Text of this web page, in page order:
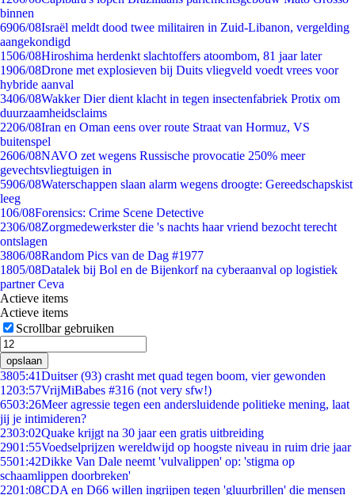
binnen
6906/08Israël meldt dood twee militairen in Zuid-Libanon, vergelding
aangekondigd
1506/08Hiroshima herdenkt slachtoffers atoombom, 81 jaar later
1906/08Drone met explosieven bij Duits vliegveld voedt vrees voor
hybride aanval
3406/08Wakker Dier dient klacht in tegen insectenfabriek Protix om
duurzaamheidsclaims
2206/08Iran en Oman eens over route Straat van Hormuz, VS
buitenspel
2606/08NAVO zet wegens Russische provocatie 250% meer
gevechtsvliegtuigen in
5906/08Waterschappen slaan alarm wegens droogte: Gereedschapskist
leeg
106/08Forensics: Crime Scene Detective
2306/08Zorgmedewerkster die 's nachts haar vriend bezocht terecht
ontslagen
3806/08Random Pics van de Dag #1977
1805/08Datalek bij Bol en de Bijenkorf na cyberaanval op logistiek
partner Ceva
Actieve items
Actieve items
Scrollbar gebruiken
opslaan
3805:41Duitser (93) crasht met quad tegen boom, vier gewonden
1203:57VrijMiBabes #316 (not very sfw!)
6503:26Meer agressie tegen een andersluidende politieke mening, laat
jij je intimideren?
2303:02Quake krijgt na 30 jaar een gratis uitbreiding
2901:55Voedselprijzen wereldwijd op hoogste niveau in ruim drie jaar
5501:42Dikke Van Dale neemt 'vulvalippen' op: 'stigma op
schaamlippen doorbreken'
2201:08CDA en D66 willen ingrijpen tegen 'gluurbrillen' die mensen